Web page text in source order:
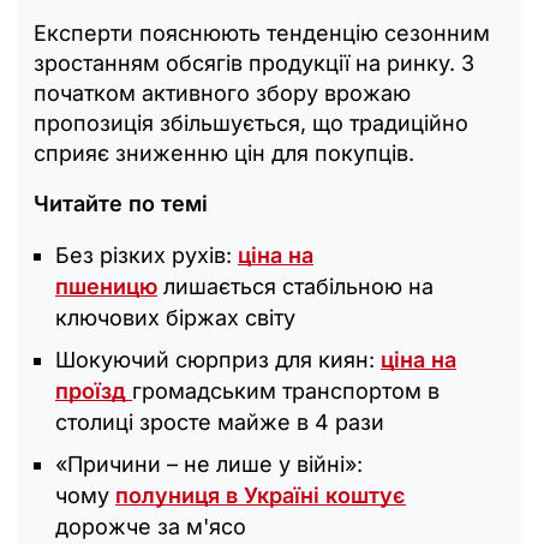
Експерти пояснюють тенденцію сезонним
зростанням обсягів продукції на ринку. З
початком активного збору врожаю
пропозиція збільшується, що традиційно
сприяє зниженню цін для покупців.
Читайте по темі
Без різких рухів: ціна на
пшеницю лишається стабільною на
ключових біржах світу
Шокуючий сюрприз для киян: ціна на
проїзд громадським транспортом в
столиці зросте майже в 4 рази
«Причини – не лише у війні»:
чому полуниця в Україні коштує
дорожче за м'ясо